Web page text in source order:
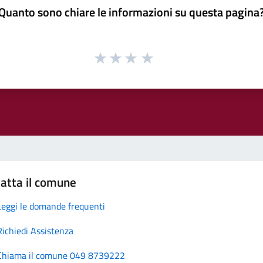
sono chiare le informazioni su questa
il comune
le domande frequenti
Assistenza
il comune 049 8739222